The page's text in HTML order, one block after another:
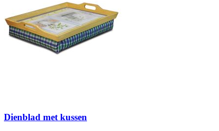
Dienblad met kussen